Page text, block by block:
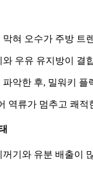
혀 오수가 주방 트
우유 유지방이
악한 후, 밀워키
역류가 멈추고 쾌
기와 유분 배출이